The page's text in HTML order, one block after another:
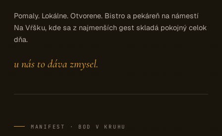
Pomaly. Lokálne. Otvorene. Bistro a pekáreň na námestí
Na Vŕšku, kde sa z najmenších gest skladá pokojný celok
dňa.
u nás to dáva zmysel.
MANIFEST · BOD V KRUHU